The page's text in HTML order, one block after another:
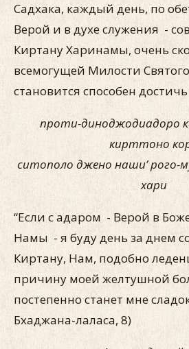
Садхака, каждый день, по
Верой и в духе служения -
Киртану Харинамы, очень
всемогущей Милости
становится способен
проти-диноджодиадоро
кирттоно
ситополо джено наши’ рого-
хари
“Если с адаром - Верой в
Намы - я буду день за днем
Киртану, Нам, подобно
причину моей желтушной
постепенно станет мне
Бхаджана-лаласа, 8)